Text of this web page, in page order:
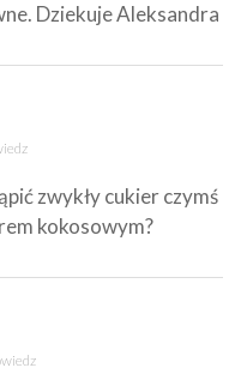
Dziekuje Aleksandra
zwykły cukier czymś
kokosowym?